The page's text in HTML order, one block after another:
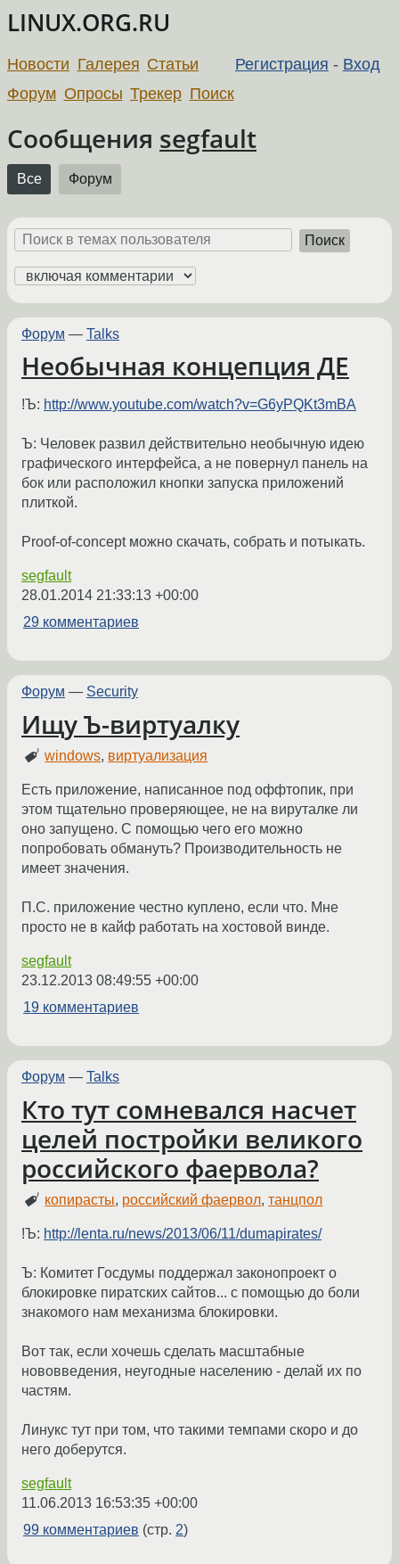
LINUX.ORG.RU
Регистрация - Вход
Новости Галерея Статьи
Форум Опросы Трекер Поиск
Сообщения segfault
Все Форум
Поиск
Форум — Talks
Необычная концепция ДЕ
!Ъ: http://www.youtube.com/watch?v=G6yPQKt3mBA
Ъ: Человек развил действительно необычную идею
графического интерфейса, а не повернул панель на
бок или расположил кнопки запуска приложений
плиткой.
Proof-of-concept можно скачать, собрать и потыкать.
segfault
28.01.2014 21:33:13 +00:00
29 комментариев
Форум — Security
Ищу Ъ-виртуалку
windows, виртуализация
Есть приложение, написанное под оффтопик, при
этом тщательно проверяющее, не на вируталке ли
оно запущено. С помощью чего его можно
попробовать обмануть? Производительность не
имеет значения.
П.С. приложение честно куплено, если что. Мне
просто не в кайф работать на хостовой винде.
segfault
23.12.2013 08:49:55 +00:00
19 комментариев
Форум — Talks
Кто тут сомневался насчет
целей постройки великого
российского фаервола?
копирасты, российский фаервол,танцпол
!Ъ: http://lenta.ru/news/2013/06/11/dumapirates/
Ъ: Комитет Госдумы поддержал законопроект о
блокировке пиратских сайтов... с помощью до боли
знакомого нам механизма блокировки.
Вот так, если хочешь сделать масштабные
нововведения, неугодные населению - делай их по
частям.
Линукс тут при том, что такими темпами скоро и до
него доберутся.
segfault
11.06.2013 16:53:35 +00:00
99 комментариев (стр. 2)